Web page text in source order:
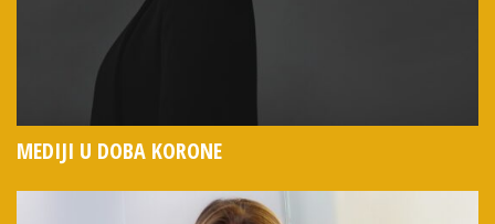
MEDIJI U DOBA KORONE